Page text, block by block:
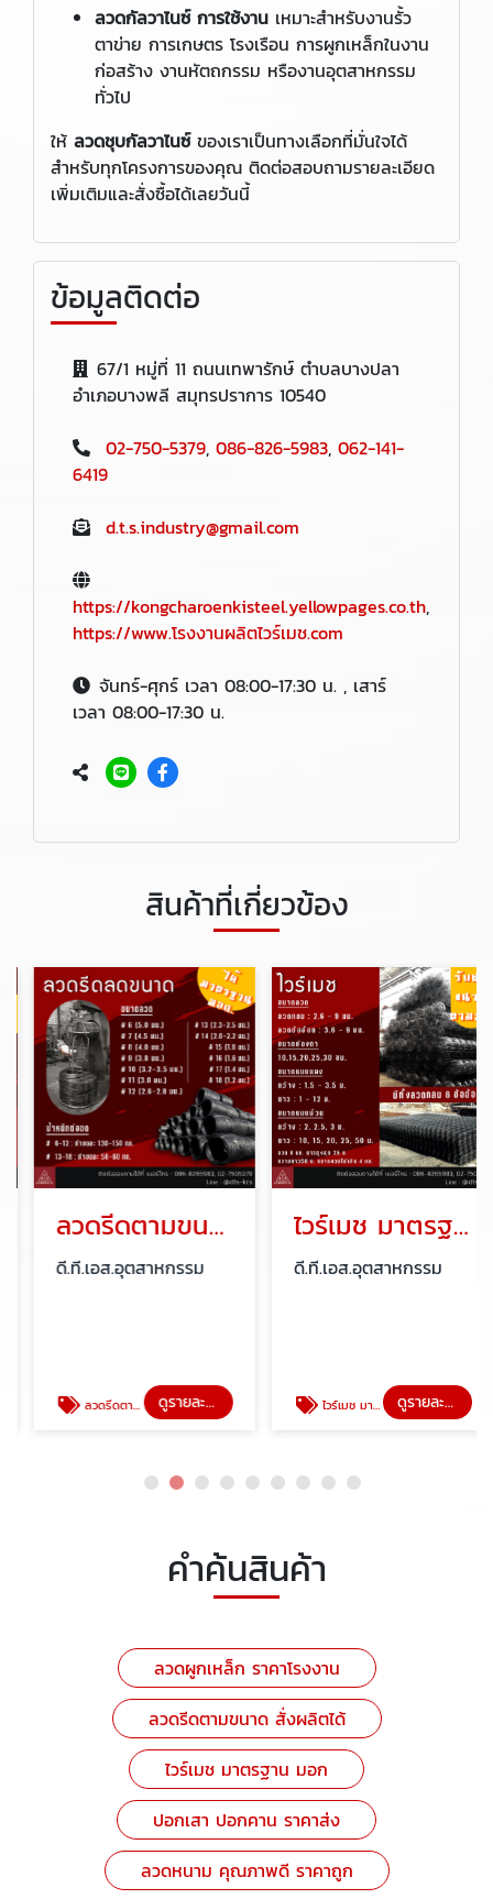
ลวดกัลวาไนซ์ การใช้งาน เหมาะสำหรับงานรั้ว
ตาข่าย การเกษตร โรงเรือน การผูกเหล็กในงาน
ก่อสร้าง งานหัตถกรรม หรืองานอุตสาหกรรม
ทั่วไป
ให้ ลวดชุบกัลวาไนซ์ของเราเป็นทางเลือกที่มั่นใจได้
สำหรับทุกโครงการของคุณ ติดต่อสอบถามรายละเอียด
เพิ่มเติมและสั่งซื้อได้เลยวันนี้
ข้อมูลติดต่อ
67/1 หมู่ที่ 11 ถนนเทพารักษ์ ตำบลบางปลา
อำเภอบางพลี สมุทรปราการ 10540
02-750-5379, 086-826-5983, 062-141-
6419
d.t.s.industry@gmail.com
https://kongcharoenkisteel.yellowpages.co.th,
https://www.โรงงานผลิตไวร์เมช.com
จันทร์-ศุกร์ เวลา 08:00-17:30 น. , เสาร์
เวลา 08:00-17:30 น.
สินค้าที่เกี่ยวข้อง
ลวดรีดตามขนาด สั่งผลิตได้
ดี.ที.เอส.อุตสาหกรรม
ลวดรีดตามขนาด สั่งผลิตได้ ดูรายละเอียด
ไวร์เมช มาตรฐาน มอก
ดี.ที.เอส.อุตสาหกรรม
ไวร์เมช มาตรฐาน มอก ดูรายละเอียด
คำค้นสินค้า
ลวดผูกเหล็ก ราคาโรงงาน
ลวดรีดตามขนาด สั่งผลิตได้
ไวร์เมช มาตรฐาน มอก
ปอกเสา ปอกคาน ราคาส่ง
ลวดหนาม คุณภาพดี ราคาถูก